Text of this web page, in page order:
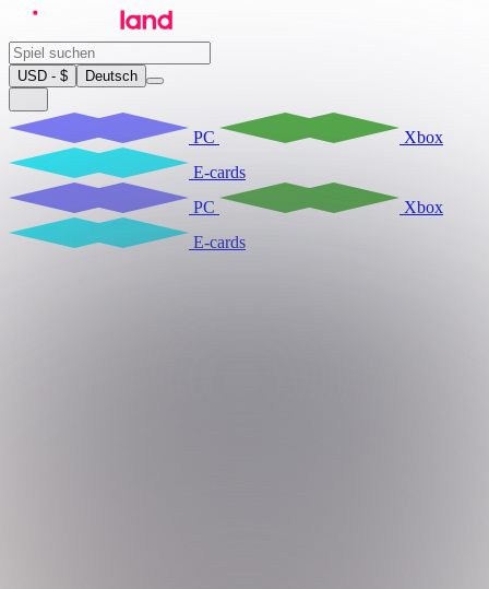
USD - $ Deutsch
PC
Xbox
E-cards
PC
Xbox
E-cards